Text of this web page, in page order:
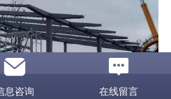
息咨询 在线留言